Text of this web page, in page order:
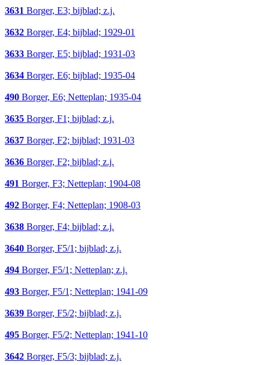
3631 Borger, E3; bijblad; z.j.
3632 Borger, E4; bijblad; 1929-01
3633 Borger, E5; bijblad; 1931-03
3634 Borger, E6; bijblad; 1935-04
490 Borger, E6; Netteplan; 1935-04
3635 Borger, F1; bijblad; z.j.
3637 Borger, F2; bijblad; 1931-03
3636 Borger, F2; bijblad; z.j.
491 Borger, F3; Netteplan; 1904-08
492 Borger, F4; Netteplan; 1908-03
3638 Borger, F4; bijblad; z.j.
3640 Borger, F5/1; bijblad; z.j.
494 Borger, F5/1; Netteplan; z.j.
493 Borger, F5/1; Netteplan; 1941-09
3639 Borger, F5/2; bijblad; z.j.
495 Borger, F5/2; Netteplan; 1941-10
3642 Borger, F5/3; bijblad; z.j.